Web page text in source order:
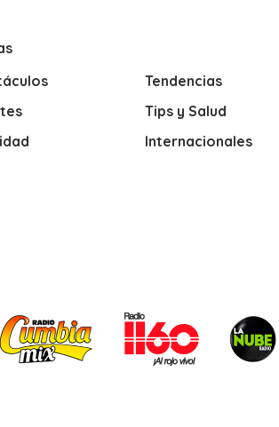
Tendencias
Tips y Salud
Internacionales